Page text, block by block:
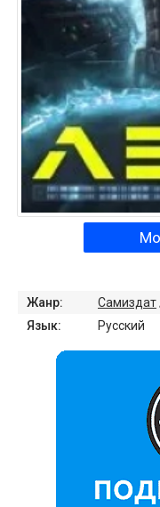
Жанр: Самиздат
Язык:
Русский